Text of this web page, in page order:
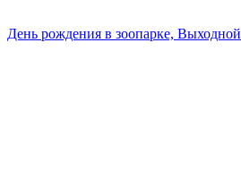
День рождения в зоопарке, Выходной